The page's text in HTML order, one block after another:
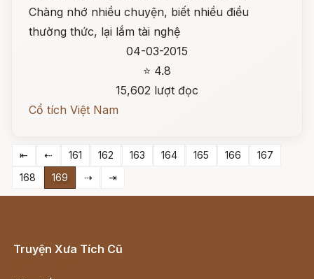
Chàng nhớ nhiều chuyện, biết nhiều điều
thường thức, lại lắm tài nghệ
04-03-2015
⭐ 4.8
15,602 lượt đọc
Cổ tích Việt Nam
⇤ ⇠ 161 162 163 164 165 166
167
168
169 ⇢ ⇥
Truyện Xưa Tích Cũ